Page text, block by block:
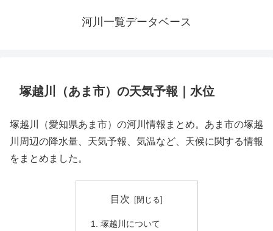
河川一覧データベース
塚越川（あま市）の天気予報｜水位
塚越川（愛知県あま市）の河川情報まとめ。あま市の塚越
川周辺の降水量、天気予報、気温など、天候に関する情報
をまとめました。
目次
塚越川について